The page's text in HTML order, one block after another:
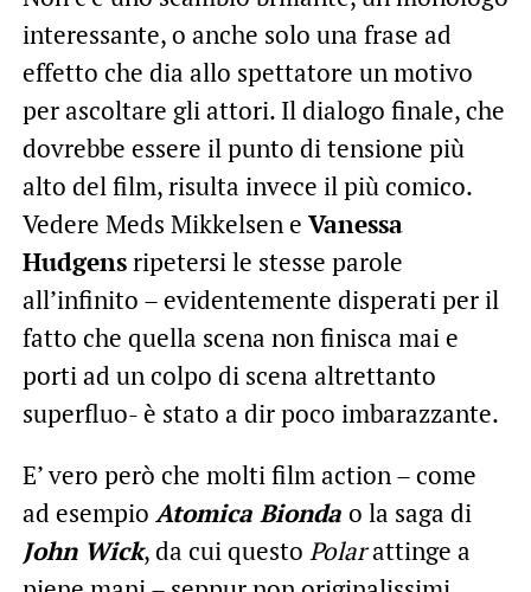
interessante, o anche solo una frase ad
effetto che dia allo spettatore un motivo
per ascoltare gli attori. Il dialogo finale, che
dovrebbe essere il punto di tensione più
alto del film, risulta invece il più comico.
Vedere Meds Mikkelsen e Vanessa
Hudgensripetersi le stesse parole
all’infinito – evidentemente disperati per il
fatto che quella scena non finisca mai e
porti ad un colpo di scena altrettanto
superfluo- è stato a dir poco imbarazzante.
E’ vero però che molti film action – come
ad esempio Atomica Bionda o la saga di
John Wick, da cui questo Polarattinge a